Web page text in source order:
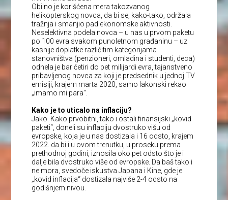
Obilno je korišćena mera takozvanog
helikopterskog novca, da bi se, kako-tako, održala
tražnja i smanjio pad ekonomske aktivnosti.
Neselektivna podela novca – u nas u prvom paketu
po 100 evra svakom punoletnom građaninu – uz
kasnije doplatke različitim kategorijama
stanovništva (penzioneri, omladina i studenti, deca)
odnela je bar četiri do pet milijardi evra, tajanstveno
pribavljenog novca za koji je predsednik u jednoj TV
emisiji, krajem marta 2020, samo lakonski rekao
„imamo mi para“.
Kako je to uticalo na inflaciju?
Jako. Kako prvobitni, tako i ostali finansijski „kovid
paketi“, doneli su inflaciju dvostruko višu od
evropske, koja je u nas dostizala i 16 odsto, krajem
2022. da bi i u ovom trenutku, u proseku prema
prethodnoj godini, iznosila oko pet odsto što je i
dalje bila dvostruko više od evropske. Da baš tako i
ne mora, svedoče iskustva Japana i Kine, gde je
„kovid inflacija“ dostizala najviše 2-4 odsto na
godišnjem nivou.